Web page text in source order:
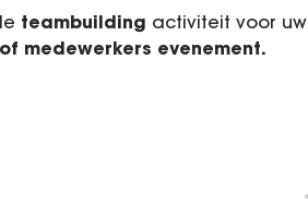
teambuilding activiteit voor uw
medewerkers evenement.
BookX